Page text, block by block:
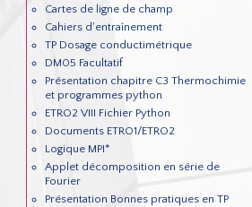
Cartes de ligne de champ
Cahiers d'entraînement
TP Dosage conductimétrique
DM05 Facultatif
Présentation chapitre C3 Thermochimie
et programmes python
ETRO2 VIII Fichier Python
Documents ETRO1/ETRO2
Logique MPI*
Applet décomposition en série de
Fourier
Présentation Bonnes pratiques en TP